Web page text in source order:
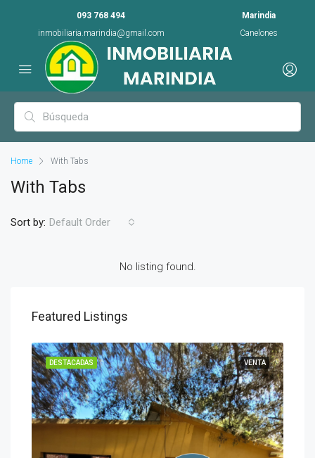
093 768 494
inmobiliaria.marindia@gmail.com
Marindia
Canelones
Home With Tabs
With Tabs
Sort by: Default Order
No listing found.
Featured Listings
VENTA
DESTACADAS